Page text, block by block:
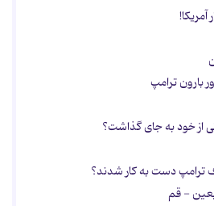
بارون ترامپ
ترامپ دست به کار شدند؟
- قم